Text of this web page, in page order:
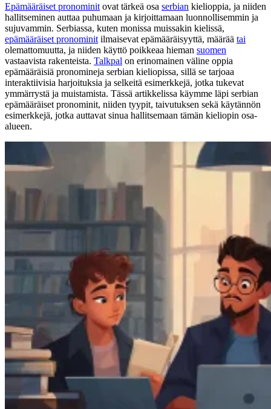
Epämääräiset pronominit ovat tärkeä osa serbian kielioppia, ja niiden
hallitseminen auttaa puhumaan ja kirjoittamaan luonnollisemmin ja
sujuvammin. Serbiassa, kuten monissa muissakin kielissä,
epämääräiset pronominit ilmaisevat epämääräisyyttä, määrää tai
olemattomuutta, ja niiden käyttö poikkeaa hieman suomen
vastaavista rakenteista. Talkpal on erinomainen väline oppia
epämääräisiä pronomineja serbian kieliopissa, sillä se tarjoaa
interaktiivisia harjoituksia ja selkeitä esimerkkejä, jotka tukevat
ymmärrystä ja muistamista. Tässä artikkelissa käymme läpi serbian
epämääräiset pronominit, niiden tyypit, taivutuksen sekä käytännön
esimerkkejä, jotka auttavat sinua hallitsemaan tämän kieliopin osa-
alueen.